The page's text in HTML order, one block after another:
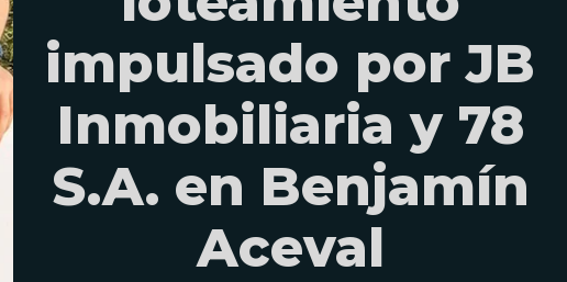
impulsado por JB
Inmobiliaria y 78
S.A. en Benjamín
Aceval